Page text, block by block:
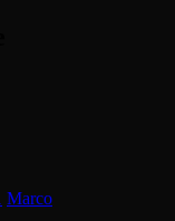
Marco